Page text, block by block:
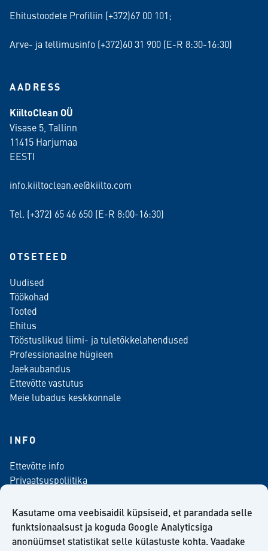
Kasutame oma veebisaidil küpsiseid, et parandada selle
funktsionaalsust ja koguda Google Analyticsiga
anonüümset statistikat selle külastuste kohta. Vaadake
Ehitustoodete Profiliin (+372)67 00 101;
Arve- ja tellimusinfo (+372)60 31 900 (E-R 8:30-16:30)
AADRESS
KiiltoClean OÜ
Visase 5, Tallinn
11415 Harjumaa
EESTI
info.kiiltoclean.ee@kiilto.com
Tel. (+372) 65 46 650 (E-R 8:00-16:30)
OTSETEED
Uudised
Töökohad
Tooted
Ehitus
Tööstuslikud liimi- ja tuletõkkelahendused
Professionaalne hügieen
Jaekaubandus
Ettevõtte vastutus
Meie lubadus keskkonnale
INFO
Ettevõtte info
Privaatsuspoliitika
Meediale
Telli meie uudiskiri